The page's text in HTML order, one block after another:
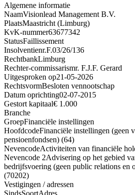
Algemene informatie
NaamVisionlead Management B.V.
PlaatsMaastricht (Limburg)
KvK-nummer63677342
StatusFaillissement
Insolventienr.F.03/26/136
RechtbankLimburg
Rechter-commissarismr. F.J.F. Gerard
Uitgesproken op21-05-2026
RechtsvormBesloten vennootschap
Datum oprichting02-07-2015
Gestort kapitaal€ 1.000
Branche
GroepFinanciële instellingen
HoofdcodeFinanciële instellingen (geen
pensioenfondsen) (64)
NevencodeActiviteiten van financiële
Nevencode 2Advisering op het gebied
bedrijfsvoering (geen public relations en
(70202)
Vestigingen / adressen
SindsSoortAdres